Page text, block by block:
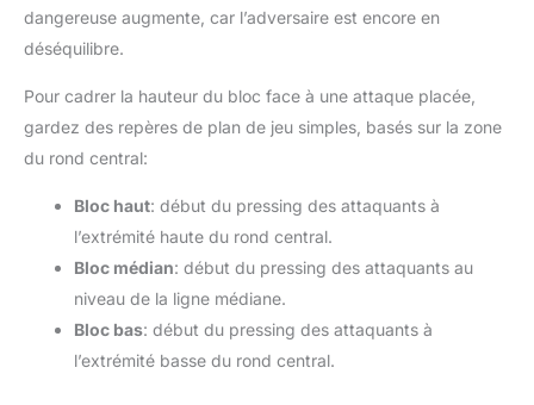
dangereuse augmente, car l’adversaire est encore en
déséquilibre.
Pour cadrer la hauteur du bloc face à une attaque placée,
gardez des repères de plan de jeu simples, basés sur la zone
du rond central:
Bloc haut: début du pressing des attaquants à
l’extrémité haute du rond central.
Bloc médian: début du pressing des attaquants au
niveau de la ligne médiane.
Bloc bas: début du pressing des attaquants à
l’extrémité basse du rond central.